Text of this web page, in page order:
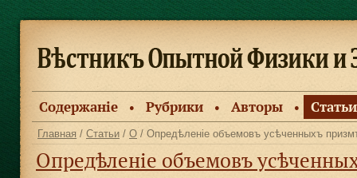
Содержанiе ● Рубрики ● Авторы ● Статьи
Главная / Статьи / О / Опредѣленіе объемовъ усѣченныхъ
Опредѣленіе объемовъ